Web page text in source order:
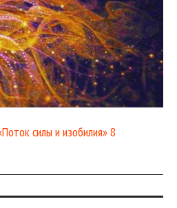
силы и изобилия» 8